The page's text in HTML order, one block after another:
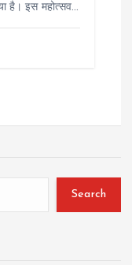
है। इस महोत्सव…
Search